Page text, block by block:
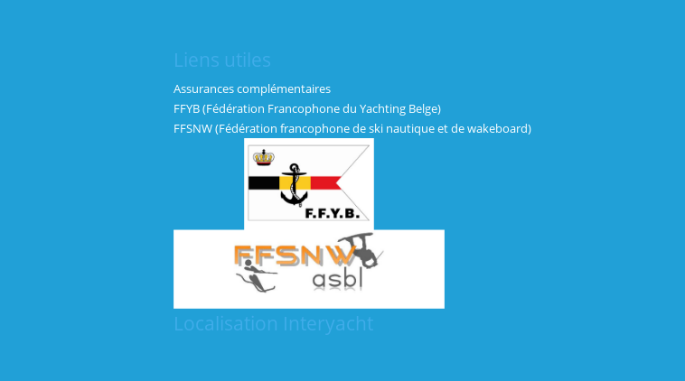
Liens utiles
Assurances complémentaires
FFYB (Fédération Francophone du Yachting Belge)
FFSNW (Fédération francophone de ski nautique et de wakeboard)
Localisation Interyacht